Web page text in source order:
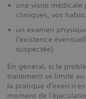
une visite médicale
cliniques, vos
un examen
l'existence
suspectée).
En général, si le
traitement se limite
la pratique
moment de